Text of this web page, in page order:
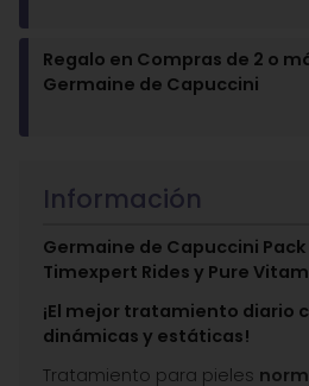
Regalo en Compras de 2 o
Germaine de Capuccini
Información
Germaine de Capuccini Pack
Timexpert Rides y Pure
¡El mejor tratamiento diario
dinámicas y estáticas!
Tratamiento para pieles